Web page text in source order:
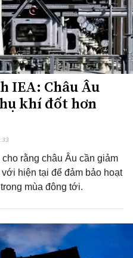
IEA: Châu Âu
khí đốt hơn
rằng châu Âu cần giảm
hiện tại để đảm bảo hoạt
mùa đông tới.